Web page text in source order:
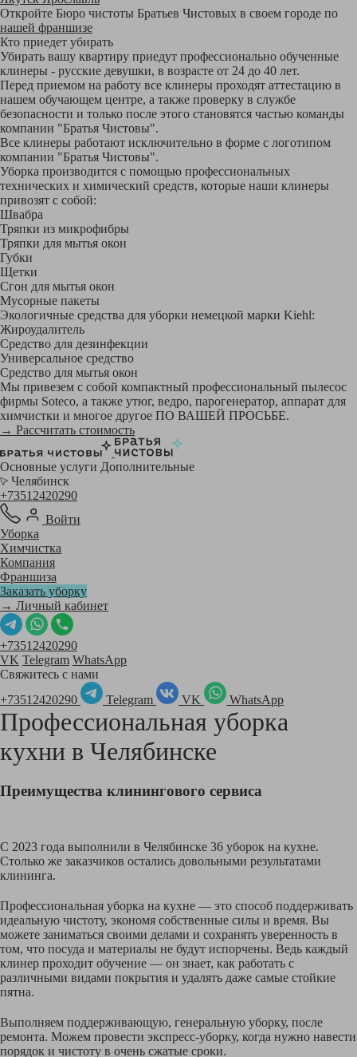
Откройте Бюро чистоты Братьев Чистовых в своем городе по
нашей франшизе
Кто приедет убирать
Убирать вашу квартиру приедут профессионально обученные
клинеры - русские девушки, в возрасте от 24 до 40 лет.
Перед приемом на работу все клинеры проходят аттестацию в
нашем обучающем центре, а также проверку в службе
безопасности и только после этого становятся частью команды
компании "Братья Чистовы".
Все клинеры работают исключительно в форме с логотипом
компании "Братья Чистовы".
Уборка производится с помощью профессиональных
технических и химический средств, которые наши клинеры
привозят с собой:
Швабра
Тряпки из микрофибры
Тряпки для мытья окон
Губки
Щетки
Сгон для мытья окон
Мусорные пакеты
Экологичные средства для уборки немецкой марки Kiehl:
Жироудалитель
Средство для дезинфекции
Универсальное средство
Средство для мытья окон
Мы привезем с собой компактный профессиональный пылесос
фирмы Soteco, а также утюг, ведро, парогенератор, аппарат для
химчистки и многое другое ПО ВАШЕЙ ПРОСЬБЕ.
→ Рассчитать стоимость
Основные услуги Дополнительные
Челябинск
+73512420290
Войти
Уборка
Химчистка
Компания
Франшиза
Заказать уборку
→ Личный кабинет
+73512420290
VK Telegram WhatsApp
Свяжитесь с нами
+73512420290
Telegram VK WhatsApp
Профессиональная уборка
кухни в Челябинске
Преимущества клинингового сервиса
С 2023 года выполнили в Челябинске 36 уборок на кухне.
Столько же заказчиков остались довольными результатами
клининга.
Профессиональная уборка на кухне — это способ поддерживать
идеальную чистоту, экономя собственные силы и время. Вы
можете заниматься своими делами и сохранять уверенность в
том, что посуда и материалы не будут испорчены. Ведь каждый
клинер проходит обучение — он знает, как работать с
различными видами покрытия и удалять даже самые стойкие
пятна.
Выполняем поддерживающую, генеральную уборку, после
ремонта. Можем провести экспресс-уборку, когда нужно навести
порядок и чистоту в очень сжатые сроки.